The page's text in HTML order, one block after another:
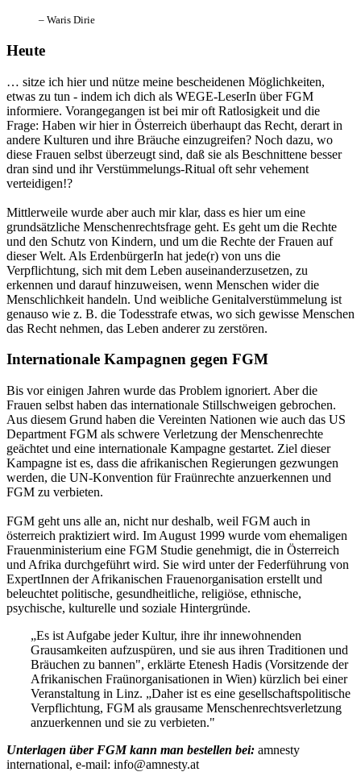
– Waris Dirie
Heute
… sitze ich hier und nütze meine bescheidenen Möglichkeiten,
etwas zu tun - indem ich dich als WEGE-LeserIn über FGM
informiere. Vorangegangen ist bei mir oft Ratlosigkeit und die
Frage: Haben wir hier in Österreich überhaupt das Recht, derart in
andere Kulturen und ihre Bräuche einzugreifen? Noch dazu, wo
diese Frauen selbst überzeugt sind, daß sie als Beschnittene besser
dran sind und ihr Verstümmelungs-Ritual oft sehr vehement
verteidigen!?
Mittlerweile wurde aber auch mir klar, dass es hier um eine
grundsätzliche Menschenrechtsfrage geht. Es geht um die Rechte
und den Schutz von Kindern, und um die Rechte der Frauen auf
dieser Welt. Als ErdenbürgerIn hat jede(r) von uns die
Verpflichtung, sich mit dem Leben auseinanderzusetzen, zu
erkennen und darauf hinzuweisen, wenn Menschen wider die
Menschlichkeit handeln. Und weibliche Genitalverstümmelung ist
genauso wie z. B. die Todesstrafe etwas, wo sich gewisse Menschen
das Recht nehmen, das Leben anderer zu zerstören.
Internationale Kampagnen gegen FGM
Bis vor einigen Jahren wurde das Problem ignoriert. Aber die
Frauen selbst haben das internationale Stillschweigen gebrochen.
Aus diesem Grund haben die Vereinten Nationen wie auch das US
Department FGM als schwere Verletzung der Menschenrechte
geächtet und eine internationale Kampagne gestartet. Ziel dieser
Kampagne ist es, dass die afrikanischen Regierungen gezwungen
werden, die UN-Konvention für Fraünrechte anzuerkennen und
FGM zu verbieten.
FGM geht uns alle an, nicht nur deshalb, weil FGM auch in
österreich praktiziert wird. Im August 1999 wurde vom ehemaligen
Frauenministerium eine FGM Studie genehmigt, die in Österreich
und Afrika durchgeführt wird. Sie wird unter der Federführung von
ExpertInnen der Afrikanischen Frauenorganisation erstellt und
beleuchtet politische, gesundheitliche, religiöse, ethnische,
psychische, kulturelle und soziale Hintergründe.
„Es ist Aufgabe jeder Kultur, ihre ihr innewohnenden
Grausamkeiten aufzuspüren, und sie aus ihren Traditionen und
Bräuchen zu bannen", erklärte Etenesh Hadis (Vorsitzende der
Afrikanischen Fraünorganisationen in Wien) kürzlich bei einer
Veranstaltung in Linz. „Daher ist es eine gesellschaftspolitische
Verpflichtung, FGM als grausame Menschenrechtsverletzung
anzuerkennen und sie zu verbieten."
Unterlagen über FGM kann man bestellen bei: amnesty
international, e-mail: info@amnesty.at